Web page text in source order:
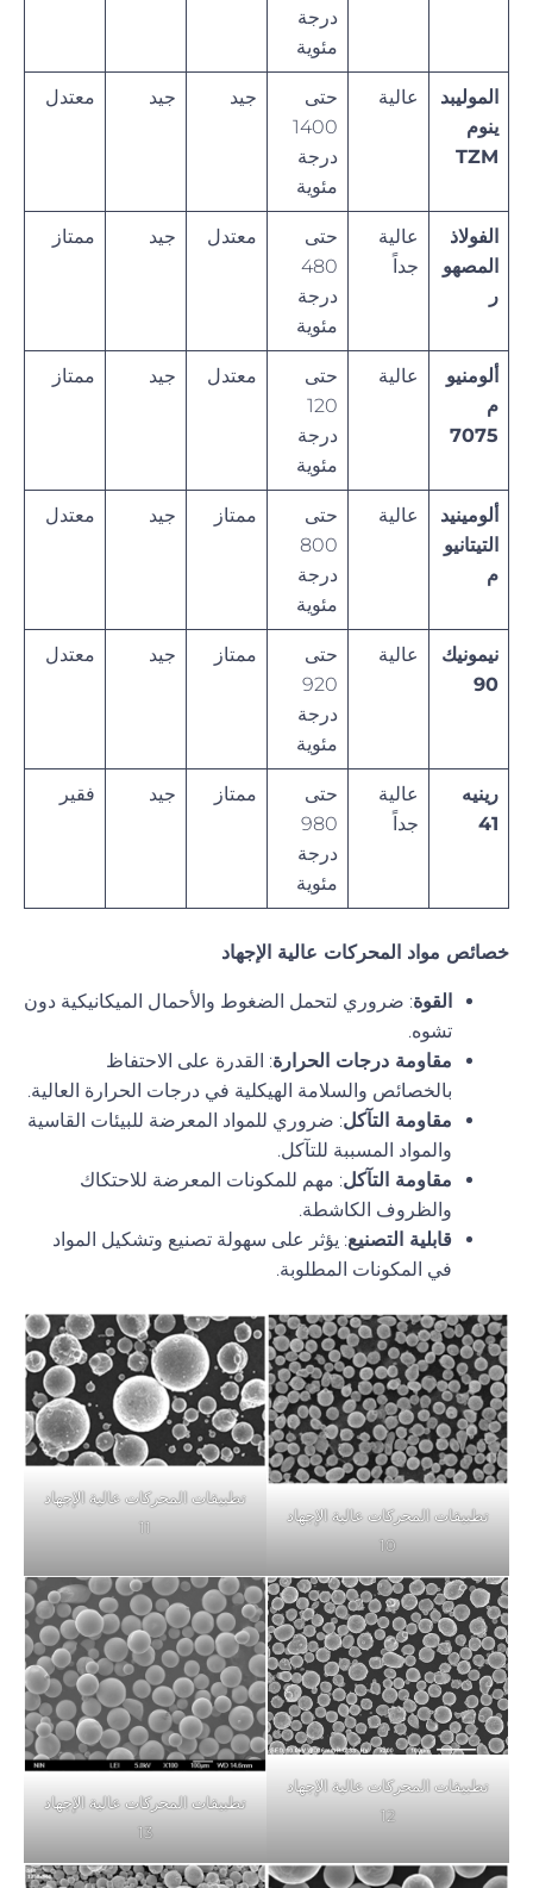
درجة
مئوية
الموليبد
ينوم
TZM
عالية
حتى
1400
درجة
مئوية
جيد جيد معتدل
الفولاذ
المصهو
ر
عالية
جداً
حتى
480
درجة
مئوية
معتدل جيد ممتاز
ألومنيو
م
7075
عالية
حتى
120
درجة
مئوية
معتدل جيد ممتاز
ألومينيد
التيتانيو
م
عالية
حتى
800
درجة
مئوية
ممتاز جيد معتدل
نيمونيك
90
عالية
حتى
920
درجة
مئوية
ممتاز جيد معتدل
رينيه
41
عالية
جداً
حتى
980
درجة
مئوية
ممتاز جيد فقير
خصائص مواد المحركات عالية الإجهاد
القوة: ضروري لتحمل الضغوط والأحمال الميكانيكية دون
تشوه.
مقاومة درجات الحرارة: القدرة على الاحتفاظ
بالخصائص والسلامة الهيكلية في درجات الحرارة العالية.
مقاومة التآكل: ضروري للمواد المعرضة للبيئات القاسية
والمواد المسببة للتآكل.
مقاومة التآكل: مهم للمكونات المعرضة للاحتكاك
والظروف الكاشطة.
قابلية التصنيع: يؤثر على سهولة تصنيع وتشكيل المواد
في المكونات المطلوبة.
تطبيقات المحركات عالية الإجهاد
10
تطبيقات المحركات عالية الإجهاد
11
تطبيقات المحركات عالية الإجهاد
12
تطبيقات المحركات عالية الإجهاد
13